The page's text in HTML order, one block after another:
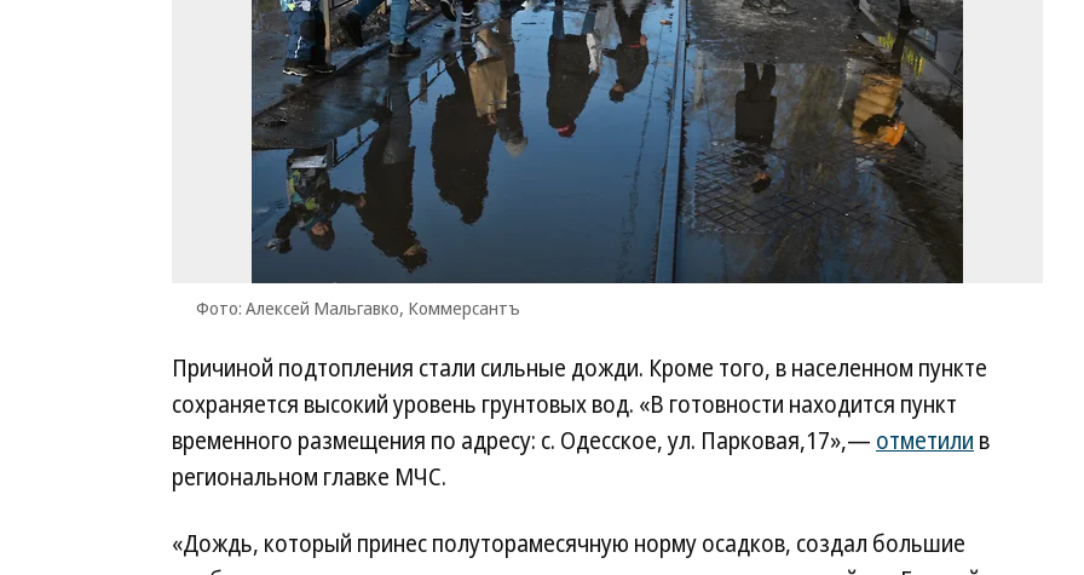
Фото: Алексей Мальгавко, Коммерсантъ
Причиной подтопления стали сильные дожди. Кроме того, в населенном пункте
сохраняется высокий уровень грунтовых вод. «В готовности находится пункт
временного размещения по адресу: с. Одесское, ул. Парковая,17»,— отметили в
региональном главке МЧС.
«Дождь, который принес полуторамесячную норму осадков, создал большие